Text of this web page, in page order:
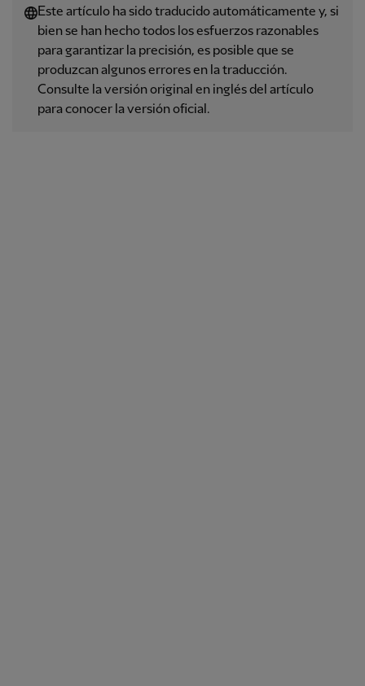
Este artículo ha sido traducido automáticamente y, si
bien se han hecho todos los esfuerzos razonables
para garantizar la precisión, es posible que se
produzcan algunos errores en la traducción.
Consulte la versión original en inglés del artículo
para conocer la versión oficial.